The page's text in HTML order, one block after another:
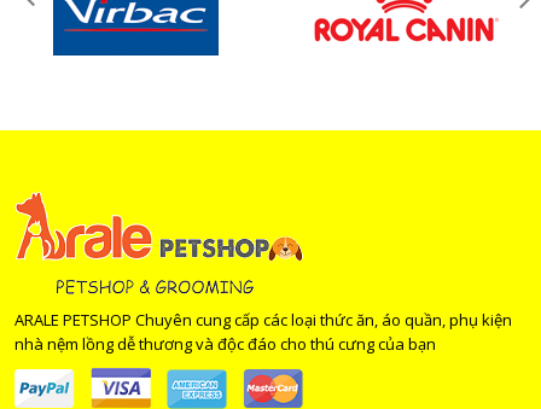
ARALE PETSHOP Chuyên cung cấp các loại thức ăn, áo quần, phụ kiện
nhà nệm lồng dễ thương và độc đáo cho thú cưng của bạn